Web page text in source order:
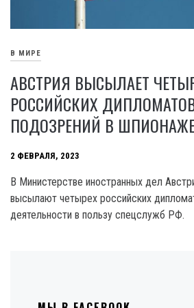
В МИРЕ
АВСТРИЯ ВЫСЫЛАЕТ
РОССИЙСКИХ
ПОДОЗРЕНИЙ В
2 ФЕВРАЛЯ, 2023
В Министерстве иностранных дел
высылают четырех российских
деятельности в пользу спецслужб РФ.